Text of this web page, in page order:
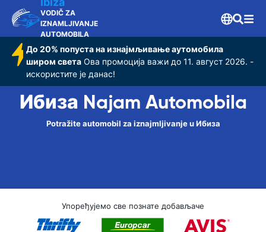
VODIČ ZA
IZNAMLJIVANJE
AUTOMOBILA
До 20% попуста на изнајмљивање аутомобила
широм света Ова промоција важи до 11. август 2026. -
искористите је данас!
Ибиза Najam Automobila
Potražite automobil za iznajmljivanje u Ибиза
Упоређујемо све познате добављаче